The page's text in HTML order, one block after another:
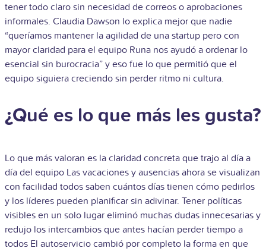
tener todo claro sin necesidad de correos o aprobaciones
informales. Claudia Dawson lo explica mejor que nadie
“queríamos mantener la agilidad de una startup pero con
mayor claridad para el equipo Runa nos ayudó a ordenar lo
esencial sin burocracia” y eso fue lo que permitió que el
equipo siguiera creciendo sin perder ritmo ni cultura.
¿Qué es lo que más les gusta?
Lo que más valoran es la claridad concreta que trajo al día a
día del equipo Las vacaciones y ausencias ahora se visualizan
con facilidad todos saben cuántos días tienen cómo pedirlos
y los líderes pueden planificar sin adivinar. Tener políticas
visibles en un solo lugar eliminó muchas dudas innecesarias y
redujo los intercambios que antes hacían perder tiempo a
todos El autoservicio cambió por completo la forma en que